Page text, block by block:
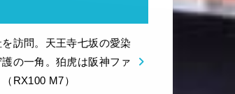
を訪問。天王寺七坂の愛染
の一角。狛虎は阪神ファ
RX100 M7）